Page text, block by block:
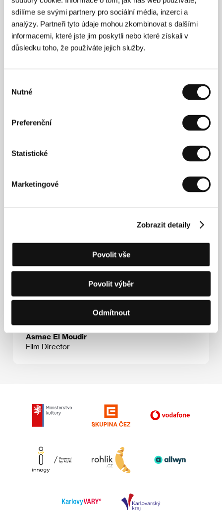
sdílíme se svými partnery pro sociální média, inzerci a
analýzy. Partneři tyto údaje mohou zkombinovat s dalšími
informacemi, které jste jim poskytli nebo které získali v
důsledku toho, že používáte jejich služby.
souhlasu
Nutné
Preferenční
Statistické
Marketingové
Zobrazit detaily
Povolit vše
Povolit výběr
Odmítnout
Asmae El Moudir (1990, Salé, Maroko). Vybraná
filmografie:Les couleurs de silence(2012, kr.),
Kontakty
Rakousko
Asmae El Moudir
Film Director